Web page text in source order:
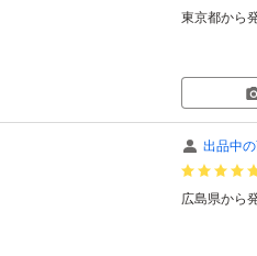
東京都から
出品中
広島県から